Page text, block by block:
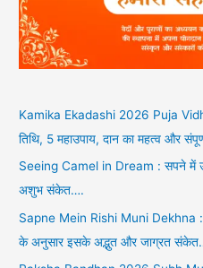
Kamika Ekadashi 2026 Puja Vidhi
तिथि, 5 महाउपाय, दान का महत्व और
Seeing Camel in Dream : सपने में
अशुभ संकेत….
Sapne Mein Rishi Muni Dekhna :
के अनुसार इसके अद्भुत और जाग्रत